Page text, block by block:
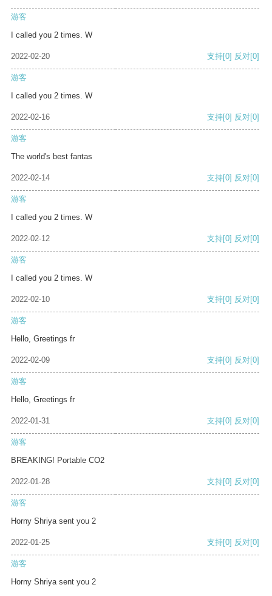
游客
I called you 2 times. W
2022-02-20 支持[0] 反对[0]
游客
I called you 2 times. W
2022-02-16 支持[0] 反对[0]
游客
The world's best fantas
2022-02-14 支持[0] 反对[0]
游客
I called you 2 times. W
2022-02-12 支持[0] 反对[0]
游客
I called you 2 times. W
2022-02-10 支持[0] 反对[0]
游客
Hello, Greetings fr
2022-02-09 支持[0] 反对[0]
游客
Hello, Greetings fr
2022-01-31 支持[0] 反对[0]
游客
BREAKING! Portable CO2
2022-01-28 支持[0] 反对[0]
游客
Horny Shriya sent you 2
2022-01-25 支持[0] 反对[0]
游客
Horny Shriya sent you 2